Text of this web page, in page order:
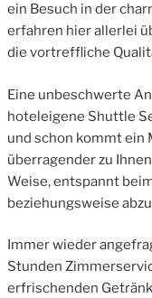
ein Besuch in der
erfahren hier allerlei
die vortreffliche
Eine unbeschwerte
hoteleigene Shuttle
und schon kommt
überragender zu
Weise, entspannt
beziehungsweise
Immer wieder
Stunden
erfrischenden